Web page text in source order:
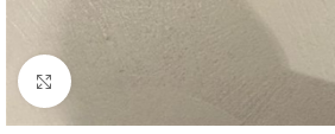
Click to enlarge